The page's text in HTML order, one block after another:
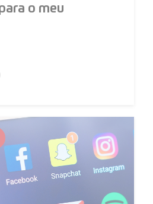
o meu
mais próximo e de uma